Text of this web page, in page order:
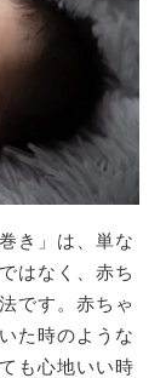
き」は、単な
はなく、赤ち
です。赤ちゃ
た時のような
も心地いい時